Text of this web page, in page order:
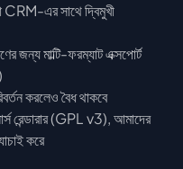
এর সাথে দ্বিমুখী
জন্য মাল্টি-ফরম্যাট এক্সপোর্ট
করলেও বৈধ থাকবে
রেন্ডারার (GPL v3), আমাদের
করে